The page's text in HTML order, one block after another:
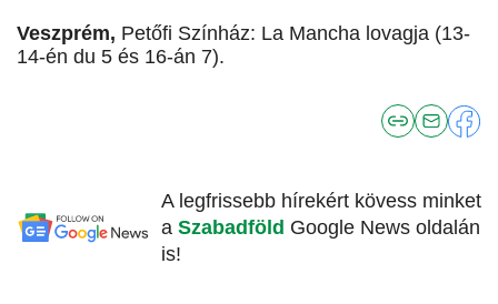
Veszprém, Petőfi Színház: La Mancha lovagja (13-
14-én du 5 és 16-án 7).
A legfrissebb hírekért kövess minket
a Szabadföld Google News oldalán
is!